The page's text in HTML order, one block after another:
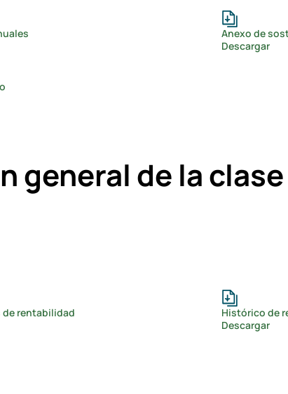
Anexo de
Descargar
general de la clase
de rentabilidad
Histórico de
Descargar